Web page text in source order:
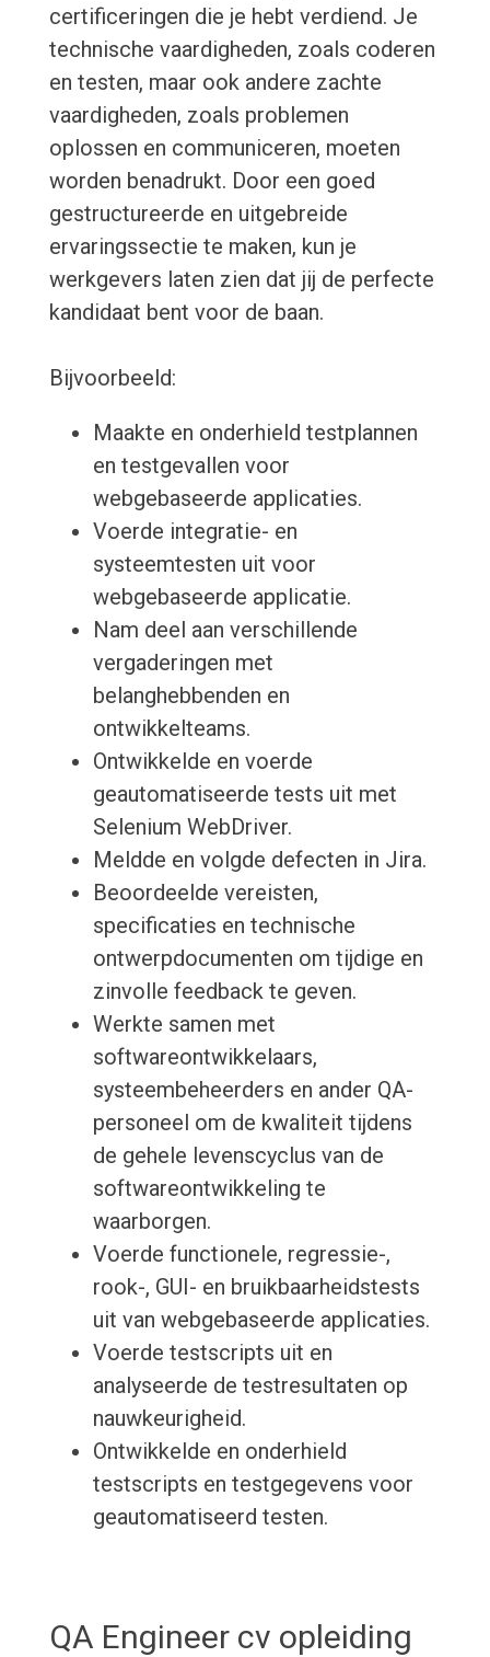
certificeringen die je hebt verdiend. Je
technische vaardigheden, zoals coderen
en testen, maar ook andere zachte
vaardigheden, zoals problemen
oplossen en communiceren, moeten
worden benadrukt. Door een goed
gestructureerde en uitgebreide
ervaringssectie te maken, kun je
werkgevers laten zien dat jij de perfecte
kandidaat bent voor de baan.
Bijvoorbeeld:
Maakte en onderhield testplannen
en testgevallen voor
webgebaseerde applicaties.
Voerde integratie- en
systeemtesten uit voor
webgebaseerde applicatie.
Nam deel aan verschillende
vergaderingen met
belanghebbenden en
ontwikkelteams.
Ontwikkelde en voerde
geautomatiseerde tests uit met
Selenium WebDriver.
Meldde en volgde defecten in Jira.
Beoordeelde vereisten,
specificaties en technische
ontwerpdocumenten om tijdige en
zinvolle feedback te geven.
Werkte samen met
softwareontwikkelaars,
systeembeheerders en ander QA-
personeel om de kwaliteit tijdens
de gehele levenscyclus van de
softwareontwikkeling te
waarborgen.
Voerde functionele, regressie-,
rook-, GUI- en bruikbaarheidstests
uit van webgebaseerde applicaties.
Voerde testscripts uit en
analyseerde de testresultaten op
nauwkeurigheid.
Ontwikkelde en onderhield
testscripts en testgegevens voor
geautomatiseerd testen.
QA Engineer cv opleiding